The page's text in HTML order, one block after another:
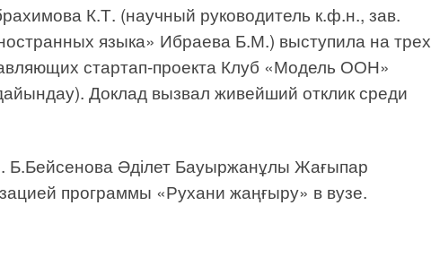
К.Т. (научный руководитель к.ф.н., зав.
языка» Ибраева Б.М.) выступила на трех
стартап-проекта Клуб «Модель ООН»
Доклад вызвал живейший отклик среди
Әділет Бауыржанұлы Жағыпар
программы «Рухани жаңғыру» в вузе.